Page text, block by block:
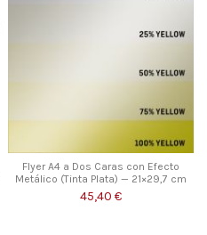
Flyer A4 a Dos Caras con Efecto
Metálico (Tinta Plata) — 21×29,7 cm
45,40 €